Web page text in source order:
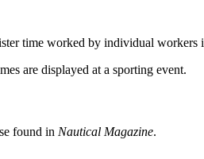
time worked by individual workers
are displayed at a sporting event.
found in Nautical Magazine.